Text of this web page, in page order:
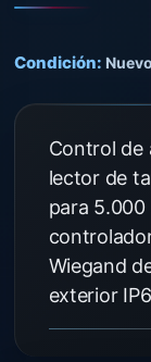
Condición: Nuevo
Control de
lector de
para 5.000
Wiegand
exterior